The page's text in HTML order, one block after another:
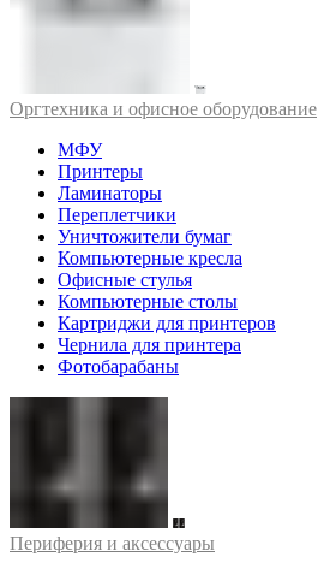
Оргтехника и офисное оборудование
МФУ
Принтеры
Ламинаторы
Переплетчики
Уничтожители бумаг
Компьютерные кресла
Офисные стулья
Компьютерные столы
Картриджи для принтеров
Чернила для принтера
Фотобарабаны
Периферия и аксессуары